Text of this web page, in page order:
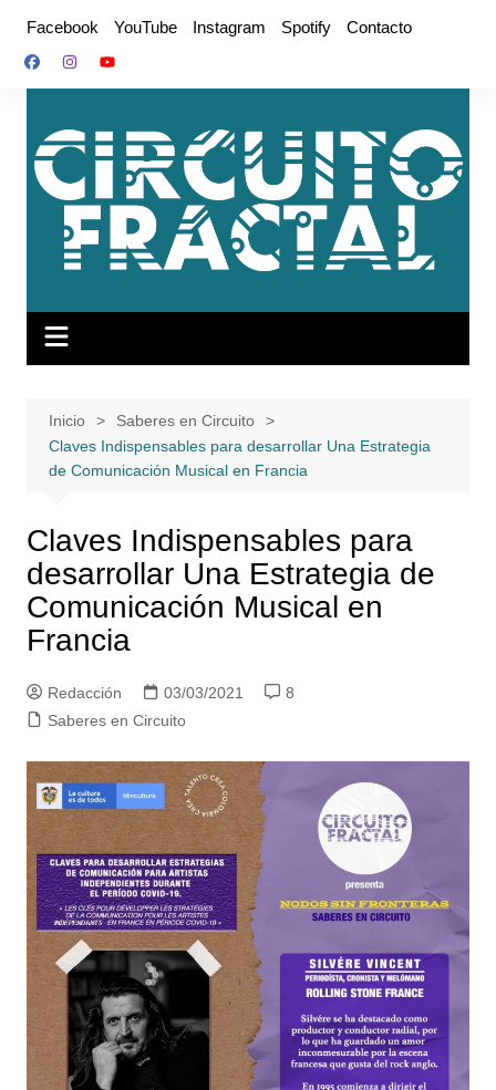
contenido
Facebook YouTube Instagram Spotify Contacto
Inicio
Saberes en Circuito
Claves Indispensables para desarrollar Una Estrategia
de Comunicación Musical en Francia
Claves Indispensables para
desarrollar Una Estrategia de
Comunicación Musical en
Francia
Redacción 03/03/2021
8
Saberes en Circuito